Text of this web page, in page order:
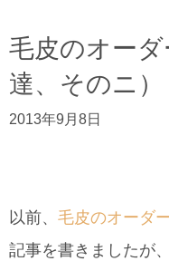
毛皮のオー
達、そのニ）
2013年9月8日
以前、 毛皮のオーダ
記事を書きましたが